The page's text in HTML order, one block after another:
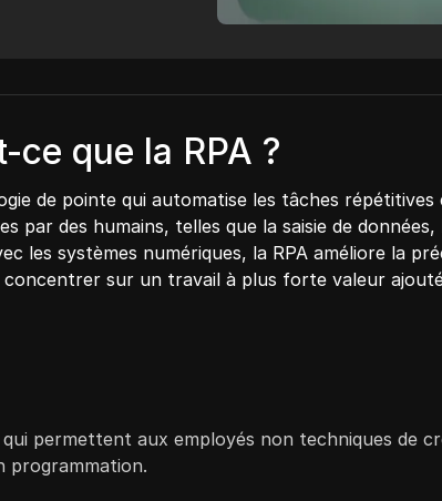
ce que la RPA ?
de pointe qui automatise les tâches répétitives
par des humains, telles que la saisie de
les systèmes numériques, la RPA améliore la
sur un travail à plus forte valeur
permettent aux employés non techniques de
programmation.